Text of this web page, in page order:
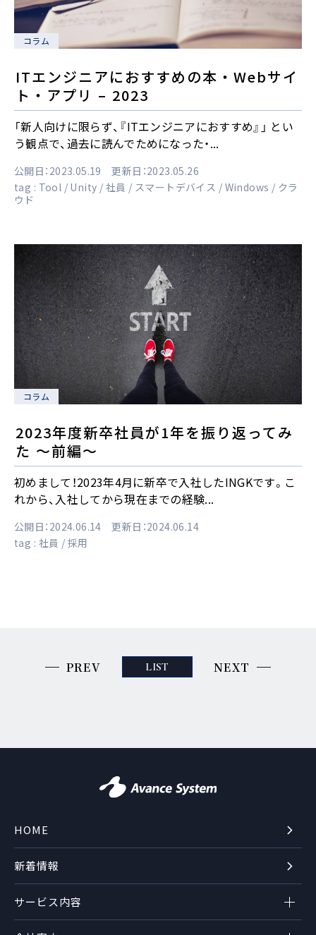
コラム
ITエンジニアにおすすめの本・Webサイ
ト・アプリ – 2023
「新人向けに限らず、『ITエンジニアにおすすめ』」 とい
う観点で、過去に読んでためになった・...
公開日：2023.05.19 更新日：2023.05.26
tag : Tool Unity 社員 スマートデバイス Windows
クラ
ウド
コラム
2023年度新卒社員が1年を振り返ってみ
た ～前編～
初めまして！2023年4月に新卒で入社したINGKです。こ
れから、入社してから現在までの経験...
公開日：2024.06.14 更新日：2024.06.14
tag : 社員 採用
PREV LIST NEXT
HOME
サービス内容
新着情報